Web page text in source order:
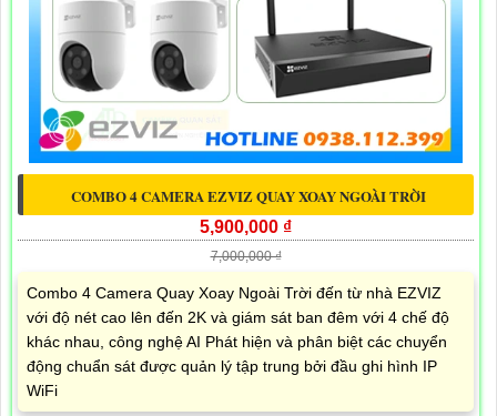
COMBO 4 CAMERA EZVIZ QUAY XOAY NGOÀI TRỜI
5,900,000 ₫
7,000,000 ₫
Combo 4 Camera Quay Xoay Ngoài Trời đến từ nhà EZVIZ
với độ nét cao lên đến 2K và giám sát ban đêm với 4 chế độ
khác nhau, công nghệ AI Phát hiện và phân biệt các chuyển
động chuẩn sát được quản lý tập trung bởi đầu ghi hình IP
WiFi